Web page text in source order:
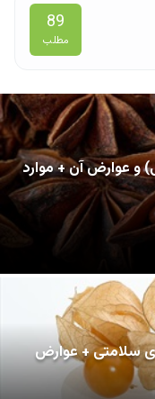
89
مطلب
و عوارض آن + موارد
سلامتی + عوارض